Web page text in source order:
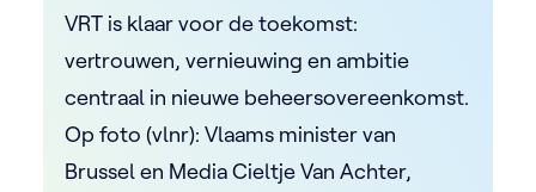
VRT is klaar voor de toekomst:
vertrouwen, vernieuwing en ambitie
centraal in nieuwe beheersovereenkomst.
Op foto (vlnr): Vlaams minister van
Brussel en Media Cieltje Van Achter,